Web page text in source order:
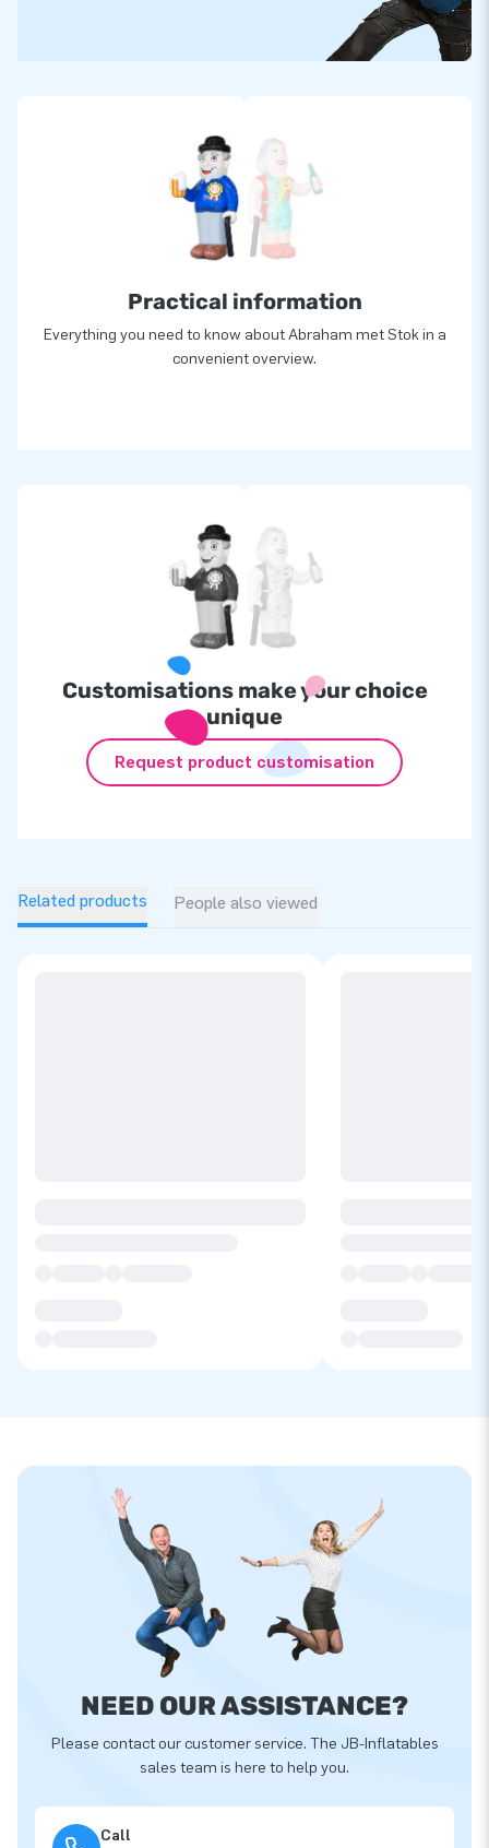
Practical information
Everything you need to know about Abraham met Stok in a
convenient overview.
Customisations make your choice
unique
Request product customisation
Related products People also viewed
NEED OUR ASSISTANCE?
Please contact our customer service. The JB-Inflatables
sales team is here to help you.
Call